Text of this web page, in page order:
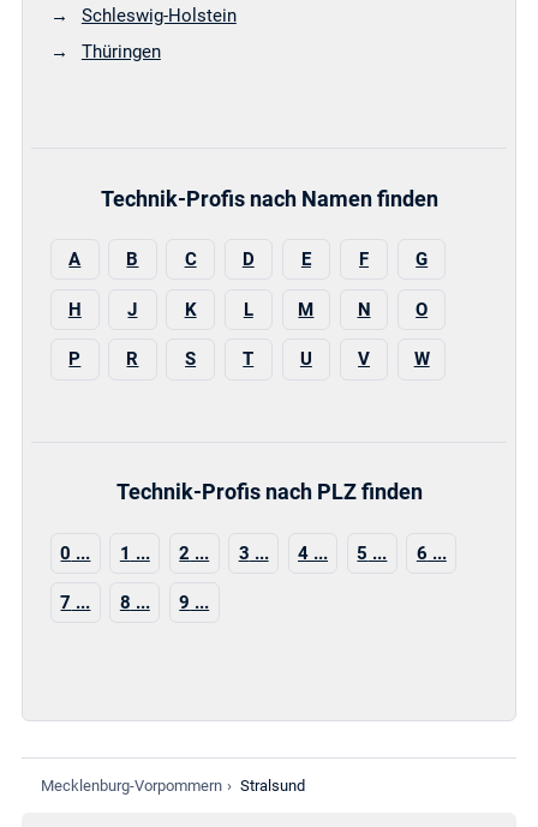
Schleswig-Holstein
Thüringen
Technik-Profis nach Namen finden
A B C D E F G
H J K L M N O
P R S T U V W
Technik-Profis nach PLZ finden
0 1 2 3 4 5 6
7 8 9
Mecklenburg-Vorpommern › Stralsund